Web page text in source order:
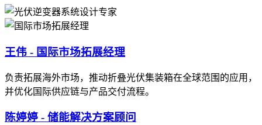
王伟 - 国际市场拓展经理
负责拓展海外市场，推动折叠光伏集装箱在全球范围的应用，
并优化国际供应链与产品交付流程。
陈婷婷 - 储能解决方案顾问